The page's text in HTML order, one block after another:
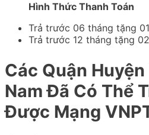
Hình Thức Thanh Toán
Trả trước 06 tháng tặng
Trả trước 12 tháng tặng
Các Quận
Nam Đã Có Thể
Được Mạng